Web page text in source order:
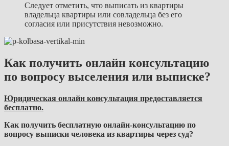
Следует отметить, что выписать из квартиры
владельца квартиры или совладельца без его
согласия или присутствия невозможно.
Как получить онлайн консультацию
по вопросу выселения или выписке?
Юридическая онлайн консультация предоставляется
бесплатно.
Как получить бесплатную онлайн-консультацию по
вопросу выписки человека из квартиры через суд?